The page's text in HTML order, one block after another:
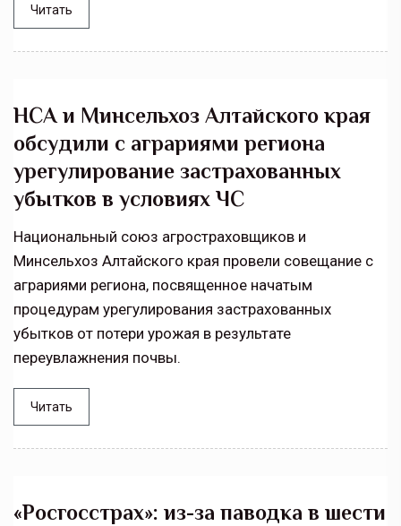
Читать
НСА и Минсельхоз Алтайского края
обсудили с аграриями региона
урегулирование застрахованных
убытков в условиях ЧС
Национальный союз агростраховщиков и
Минсельхоз Алтайского края провели совещание с
аграриями региона, посвященное начатым
процедурам урегулирования застрахованных
убытков от потери урожая в результате
переувлажнения почвы.
Читать
«Росгосстрах»: из-за паводка в шести